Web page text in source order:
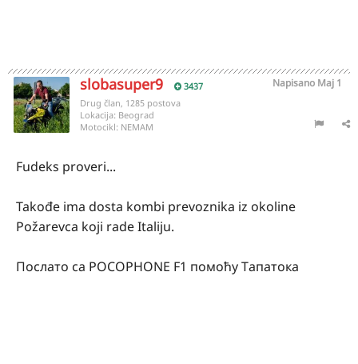
slobasuper9 3437 Napisano Maj 1
Drug član, 1285 postova
Lokacija: Beograd
Motocikl: NEMAM
Fudeks proveri...
Takođe ima dosta kombi prevoznika iz okoline
Požarevca koji rade Italiju.
Послато са POCOPHONE F1 помоћу Тапатока